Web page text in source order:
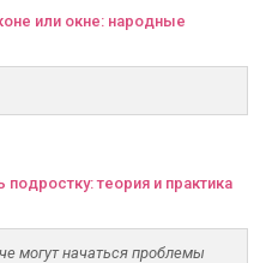
или окне: народные
теория и практика
могут начаться проблемы